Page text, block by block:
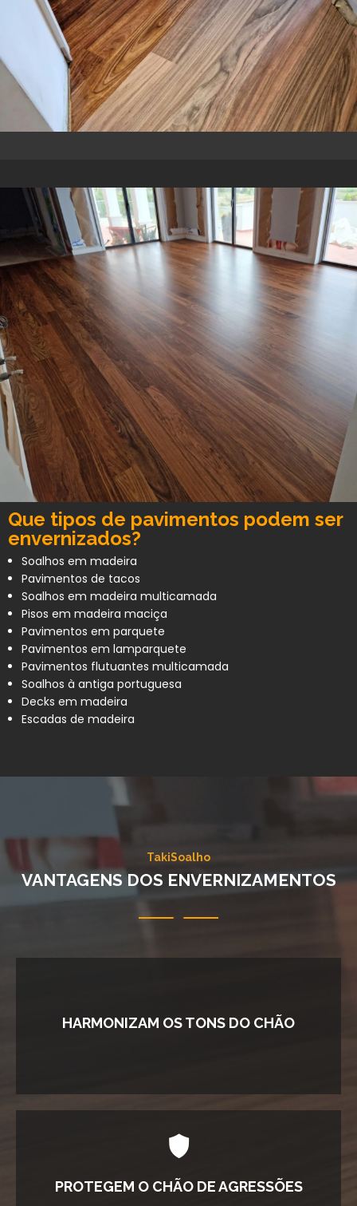
Que tipos de pavimentos podem ser
envernizados?
Soalhos em madeira
Pavimentos de tacos
Soalhos em madeira multicamada
Pisos em madeira maciça
Pavimentos em parquete
Pavimentos em lamparquete
Pavimentos flutuantes multicamada
Soalhos à antiga portuguesa
Decks em madeira
Escadas de madeira
TakiSoalho
VANTAGENS DOS ENVERNIZAMENTOS
HARMONIZAM OS TONS DO CHÃO
PROTEGEM O CHÃO DE AGRESSÕES